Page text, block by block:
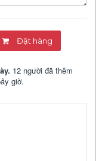
Đặt hàng
12 người đã thêm
giờ.